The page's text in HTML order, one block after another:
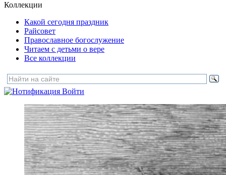
Коллекции
Какой сегодня праздник
Райсовет
Православное богослужение
Читаем с детьми о вере
Все коллекции
Войти